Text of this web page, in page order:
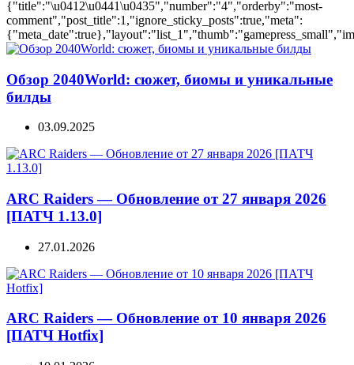
{"title":"\u0412\u0441\u0435","number":"4","orderby":"most-
comment","post_title":1,"ignore_sticky_posts":true,"meta":
Обзор 2040World: сюжет, биомы и уникальные
билды
03.09.2025
ARC Raiders — Обновление от 27 января 2026
[ПАТЧ 1.13.0]
27.01.2026
ARC Raiders — Обновление от 10 января 2026
[ПАТЧ Hotfix]